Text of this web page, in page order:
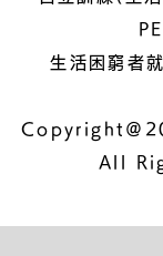
生活困窮者
Copyright＠
All